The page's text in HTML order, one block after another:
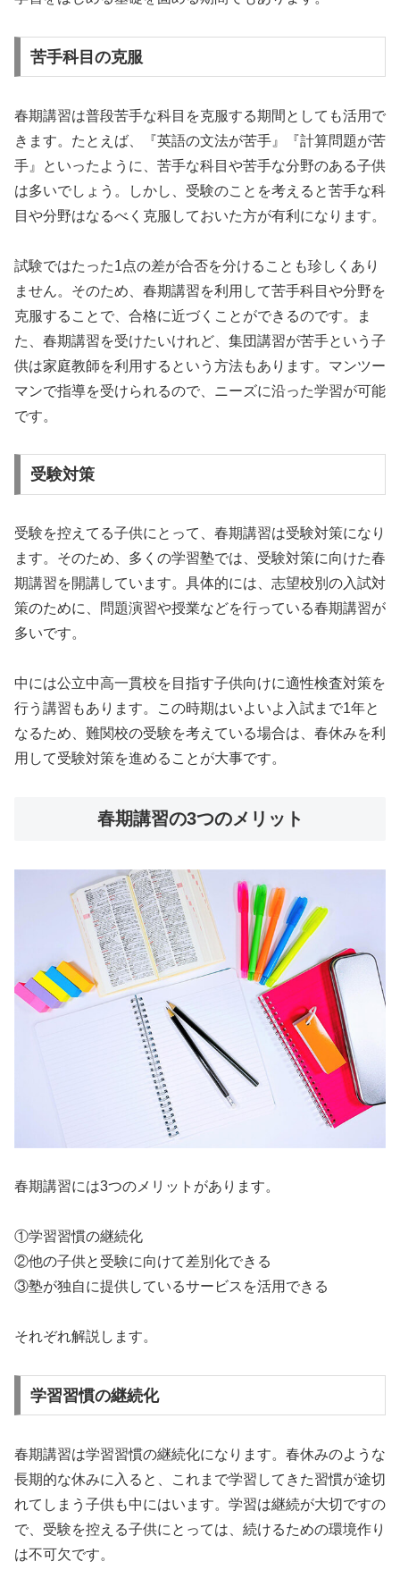
苦手科目の克服
春期講習は普段苦手な科目を克服する期間としても活用で
きます。たとえば、『英語の文法が苦手』『計算問題が苦
手』といったように、苦手な科目や苦手な分野のある子供
は多いでしょう。しかし、受験のことを考えると苦手な科
目や分野はなるべく克服しておいた方が有利になります。
試験ではたった1点の差が合否を分けることも珍しくあり
ません。そのため、春期講習を利用して苦手科目や分野を
克服することで、合格に近づくことができるのです。ま
た、春期講習を受けたいけれど、集団講習が苦手という子
供は家庭教師を利用するという方法もあります。マンツー
マンで指導を受けられるので、ニーズに沿った学習が可能
です。
受験対策
受験を控えてる子供にとって、春期講習は受験対策になり
ます。そのため、多くの学習塾では、受験対策に向けた春
期講習を開講しています。具体的には、志望校別の入試対
策のために、問題演習や授業などを行っている春期講習が
多いです。
中には公立中高一貫校を目指す子供向けに適性検査対策を
行う講習もあります。この時期はいよいよ入試まで1年と
なるため、難関校の受験を考えている場合は、春休みを利
用して受験対策を進めることが大事です。
春期講習の3つのメリット
春期講習には3つのメリットがあります。
①学習習慣の継続化
②他の子供と受験に向けて差別化できる
③塾が独自に提供しているサービスを活用できる
それぞれ解説します。
学習習慣の継続化
春期講習は学習習慣の継続化になります。春休みのような
長期的な休みに入ると、これまで学習してきた習慣が途切
れてしまう子供も中にはいます。学習は継続が大切ですの
で、受験を控える子供にとっては、続けるための環境作り
は不可欠です。